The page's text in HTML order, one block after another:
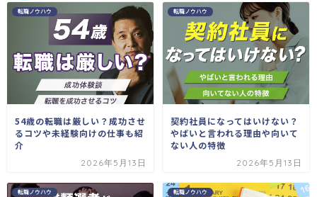
転職ノウハウ
54歳の転職は厳しい？成功させ
るコツや未経験向けの仕事も紹
介
2026年5月13日
転職ノウハウ
契約社員になってはいけない？
やばいと言われる理由や向いて
ない人の特徴
2026年5月13日
転職ノウハウ 転職ノウハウ